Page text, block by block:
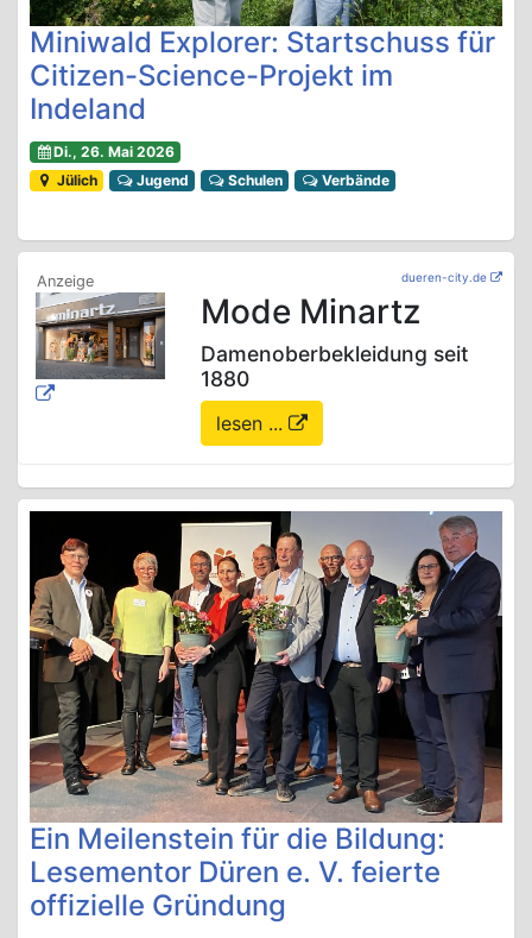
Miniwald Explorer: Startschuss für
Citizen-Science-Projekt im
Indeland
Di., 26. Mai 2026
Jülich
Jugend Schulen Verbände
dueren-city.de
Mode Minartz
Damenoberbekleidung seit
1880
lesen ...
Ein Meilenstein für die Bildung:
Lesementor Düren e. V. feierte
offizielle Gründung